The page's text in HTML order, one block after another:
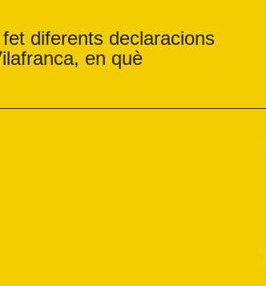
diferents declaracions
en què